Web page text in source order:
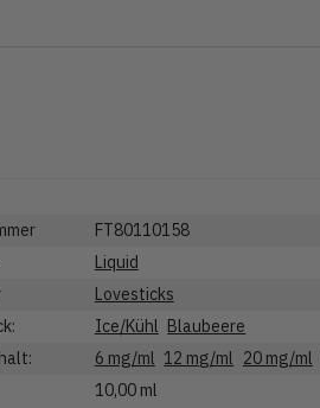
FT80110158
Liquid
Lovesticks
Ice/Kühl Blaubeere
6 mg/ml 12 mg/ml 20 mg/ml
10,00 ml